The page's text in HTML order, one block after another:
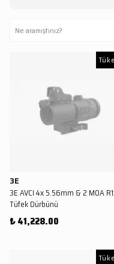
3E
3E AVCI 4x 5.56mm & 2 MOA
Tüfek Dürbünü
₺ 41,228.00